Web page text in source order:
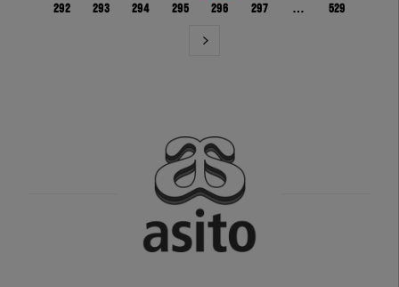
292 293 294 295 296 297 … 529